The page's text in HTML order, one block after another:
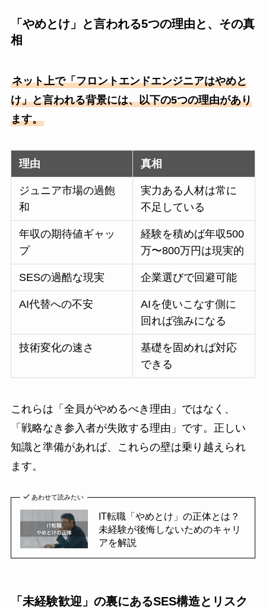
「やめとけ」と言われる5つの理由と、その真
相
ネット上で「フロントエンドエンジニアはやめと
け」と言われる背景には、以下の5つの理由があり
ます。
理由 真相
ジュニア市場の過飽
和
実力ある人材は常に
不足している
年収の期待値ギャッ
プ
経験を積めば年収500
万〜800万円は現実的
SESの過酷な現実 企業選びで回避可能
AI代替への不安
AIを使いこなす側に
回れば強みになる
技術変化の速さ
基礎を固めれば対応
できる
これらは「全員がやめるべき理由」ではなく、
「戦略なき参入者が失敗する理由」です。正しい
知識と準備があれば、これらの壁は乗り越えられ
ます。
あわせて読みたい
IT転職「やめとけ」の正体とは？
未経験が後悔しないためのキャリ
アを解説
「未経験歓迎」の裏にあるSES構造とリスク